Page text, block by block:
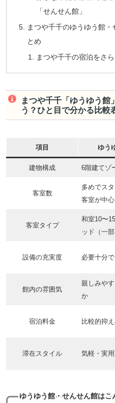
「せんせん館」
まつや千千のゆうゆう館
とめ
まつや千千の宿泊をさ
まつや千千「ゆうゆう館
う？ひと目で分かる比較
項目 ゆう
建物構成 6階建てゾ
客室数
多めでス
客室が中心
客室タイプ
和室10〜
ッド（一部
設備の充実度 必要十分
館内の雰囲気
親しみや
か
宿泊料金 比較的抑
滞在スタイル 気軽・実
ゆうゆう館・せんせん館はこ